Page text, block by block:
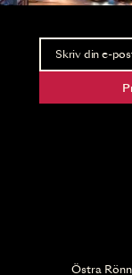
Nyhetsbrev
Ta del av
Östra